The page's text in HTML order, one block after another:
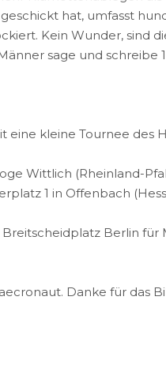
geschickt hat, umfasst
Kein Wunder, sind
sage und schreibe
eine kleine Tournee des
Wittlich (Rheinland-
1 in Offenbach
Breitscheidplatz Berlin
Danke für das